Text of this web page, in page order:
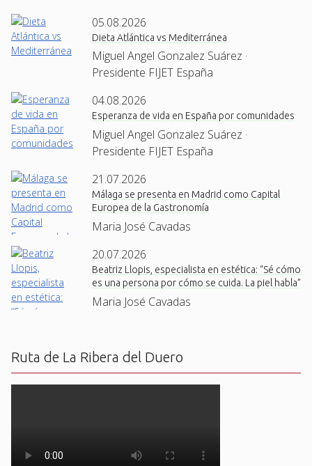
05.08.2026
Dieta Atlántica vs Mediterránea
Miguel Angel Gonzalez Suárez ·
Presidente FIJET España
04.08.2026
Esperanza de vida en España por comunidades
Miguel Angel Gonzalez Suárez ·
Presidente FIJET España
21.07.2026
Málaga se presenta en Madrid como Capital
Europea de la Gastronomía
Maria José Cavadas
20.07.2026
Beatriz Llopis, especialista en estética: “Sé cómo
es una persona por cómo se cuida. La piel habla”
Maria José Cavadas
Ruta de La Ribera del Duero